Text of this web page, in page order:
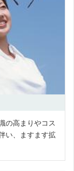
の高まりやコス
い、ますます拡